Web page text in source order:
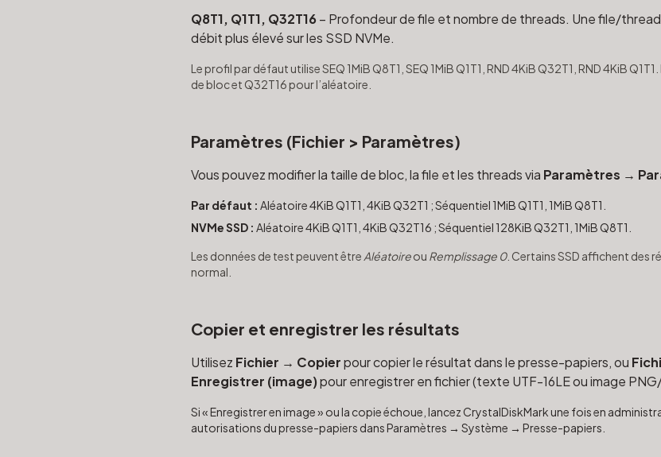
Q8T1, Q1T1, Q32T16 – Profondeur de file et nombre de threads. Une file/
débit plus élevé sur les SSD NVMe.
Le profil par défaut utilise SEQ 1MiB Q8T1, SEQ 1MiB Q1T1, RND 4KiB Q32T1, RND 4KiB
de bloc et Q32T16 pour l’aléatoire.
Paramètres (Fichier > Paramètres)
Vous pouvez modifier la taille de bloc, la file et les threads via Paramètres →
Par défaut : Aléatoire 4KiB Q1T1, 4KiB Q32T1 ; Séquentiel 1MiB Q1T1, 1MiB Q8T1.
NVMe SSD : Aléatoire 4KiB Q1T1, 4KiB Q32T16 ; Séquentiel 128KiB Q32T1, 1MiB Q8T1.
Les données de test peuvent être Aléatoireou Remplissage 0. Certains SSD affichent des
normal.
Copier et enregistrer les résultats
Utilisez Fichier → Copierpour copier le résultat dans le presse-papiers, ou
Enregistrer (image)pour enregistrer en fichier (texte UTF-16LE ou image
Si « Enregistrer en image » ou la copie échoue, lancez CrystalDiskMark une fois en
autorisations du presse-papiers dans Paramètres → Système → Presse-papiers.